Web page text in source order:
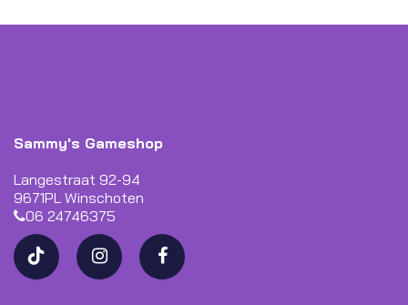
Sammy's Gameshop
Langestraat 92-94
9671PL Winschoten
06 24746375